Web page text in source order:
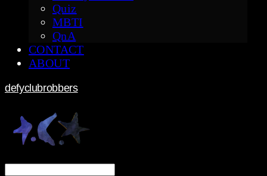
Quiz
MBTI
QnA
CONTACT
ABOUT
defyclubrobbers